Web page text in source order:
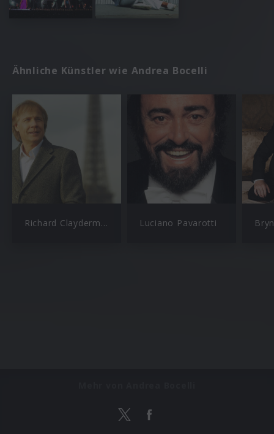
Ähnliche Künstler wie Andrea Bocelli
Richard Clayderman Luciano Pavarotti